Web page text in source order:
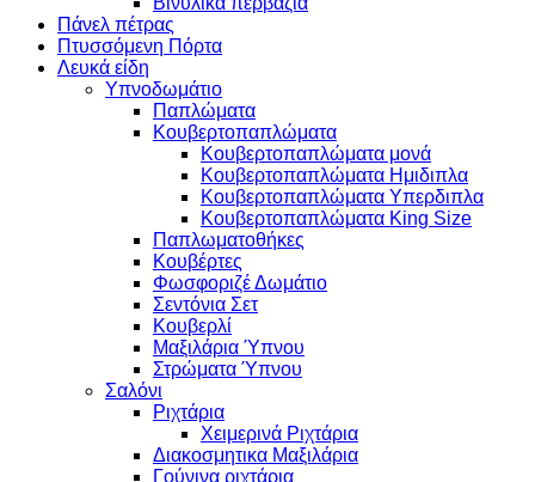
Πάνελ πέτρας
Πτυσσόμενη Πόρτα
Λευκά είδη
Υπνοδωμάτιο
Παπλώματα
Κουβερτοπαπλώματα
Κουβερτοπαπλώματα μονά
Κουβερτοπαπλώματα Ημιδιπλα
Κουβερτοπαπλώματα Υπερδιπλα
Κουβερτοπαπλώματα King Size
Παπλωματοθήκες
Κουβέρτες
Φωσφοριζέ Δωμάτιο
Σεντόνια Σετ
Κουβερλί
Μαξιλάρια Ύπνου
Στρώματα Ύπνου
Σαλόνι
Ριχτάρια
Χειμερινά Ριχτάρια
Διακοσμητικα Μαξιλάρια
Γούνινα ριχτάρια